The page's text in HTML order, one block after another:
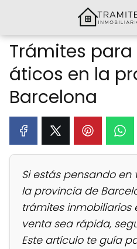
Trámites
áticos en la
Barcelona
Si estás pensando
la provincia de
trámites
venta sea rápida,
Este artículo te guía